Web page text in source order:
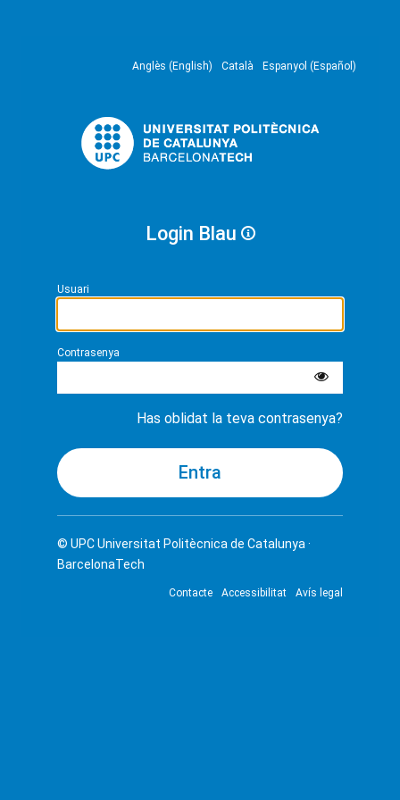
Anglès (English) Català Espanyol (Español)
Login Blau
Usuari
Contrasenya
Has oblidat la teva contrasenya?
© UPCUniversitat Politècnica de Catalunya ·
BarcelonaTech
Contacte Accessibilitat Avís legal